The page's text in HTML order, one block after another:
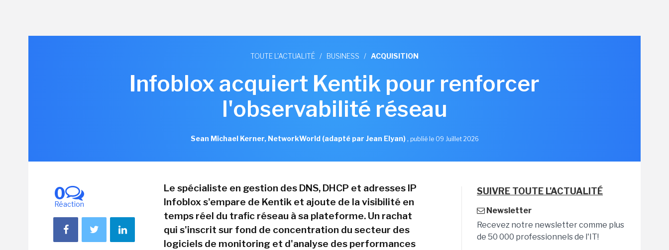
TOUTE L'ACTUALITÉ / BUSINESS / ACQUISITION
Infoblox acquiert Kentik pour renforcer
l'observabilité réseau
Sean Michael Kerner, NetworkWorld (adapté par Jean Elyan), publié le 09 Juillet 2026
0
Réaction
Le spécialiste en gestion des DNS, DHCP et adresses IP
Infoblox s'empare de Kentik et ajoute de la visibilité en
temps réel du trafic réseau à sa plateforme. Un rachat
qui s'inscrit sur fond de concentration du secteur des
logiciels de monitoring et d'analyse des performances
SUIVRE TOUTE L'ACTUALITÉ
Newsletter
Recevez notre newsletter comme plus
de 50 000 professionnels de l'IT!